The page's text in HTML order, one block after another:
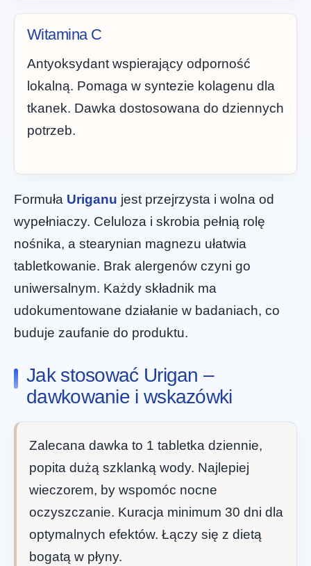
Witamina C
Antyoksydant wspierający odporność
lokalną. Pomaga w syntezie kolagenu dla
tkanek. Dawka dostosowana do dziennych
potrzeb.
Formuła Uriganu jest przejrzysta i wolna od
wypełniaczy. Celuloza i skrobia pełnią rolę
nośnika, a stearynian magnezu ułatwia
tabletkowanie. Brak alergenów czyni go
uniwersalnym. Każdy składnik ma
udokumentowane działanie w badaniach, co
buduje zaufanie do produktu.
Jak stosować Urigan –
dawkowanie i wskazówki
Zalecana dawka to 1 tabletka dziennie,
popita dużą szklanką wody. Najlepiej
wieczorem, by wspomóc nocne
oczyszczanie. Kuracja minimum 30 dni dla
optymalnych efektów. Łączy się z dietą
bogatą w płyny.